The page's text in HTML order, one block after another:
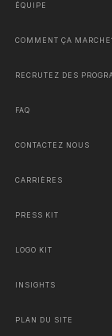
ÉQUIPE
COMMENT ÇA
RECRUTEZ DES
FAQ
CONTACTEZ NOUS
CARRIÈRES
PRESS KIT
LOGO KIT
INSIGHTS
PLAN DU SITE